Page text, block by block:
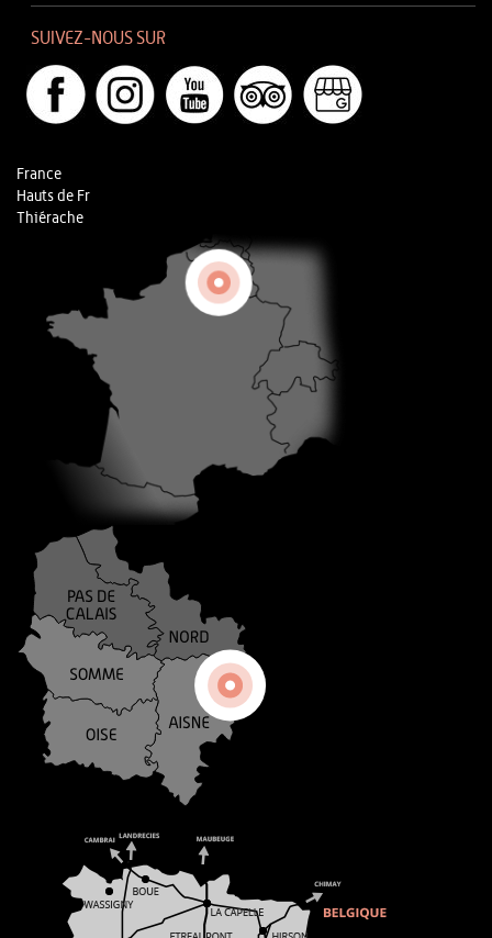
SUIVEZ-NOUS SUR
France
Hauts de Fr
Thiérache